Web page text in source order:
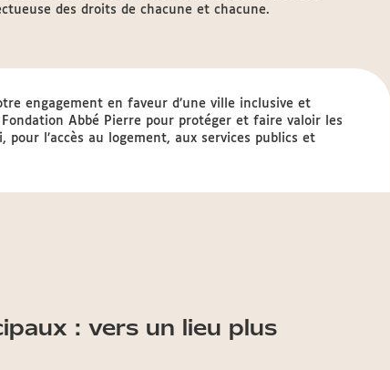
des droits de chacune et chacune.
engagement en faveur d’une ville inclusive et
Abbé Pierre pour protéger et faire valoir les
l’accès au logement, aux services publics et
: vers un lieu plus